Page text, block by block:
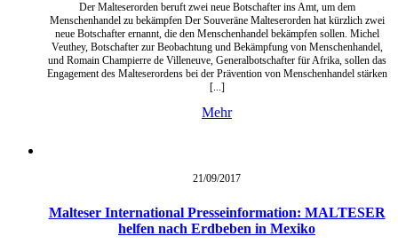
Der Malteserorden beruft zwei neue Botschafter ins Amt, um dem
Menschenhandel zu bekämpfen Der Souveräne Malteserorden hat kürzlich zwei
neue Botschafter ernannt, die den Menschenhandel bekämpfen sollen. Michel
Veuthey, Botschafter zur Beobachtung und Bekämpfung von Menschenhandel,
und Romain Champierre de Villeneuve, Generalbotschafter für Afrika, sollen das
Engagement des Malteserordens bei der Prävention von Menschenhandel stärken
[...]
Mehr
21/09/2017
Malteser International Presseinformation: MALTESER
helfen nach Erdbeben in Mexiko